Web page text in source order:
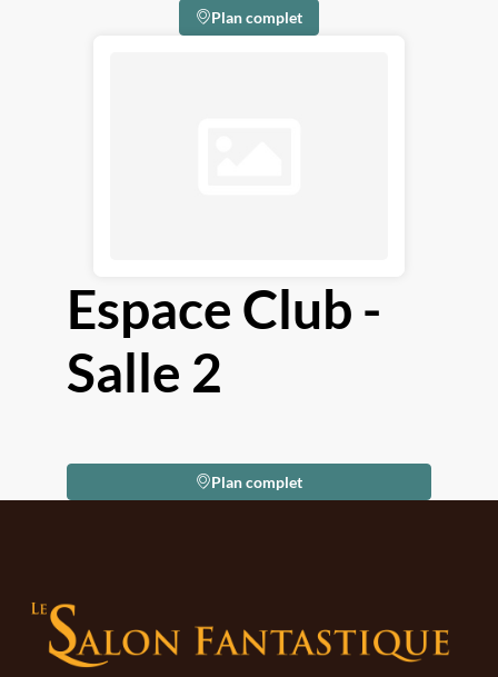
Plan complet
Espace Club -
Salle 2
Plan complet